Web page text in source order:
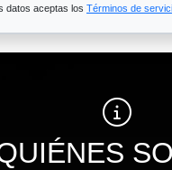
datos aceptas los Términos de